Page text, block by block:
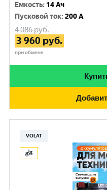
Емкость: 14 Ач
Пусковой ток:200 A
4 086руб.
3 960 руб.
при обмене
VOLAT